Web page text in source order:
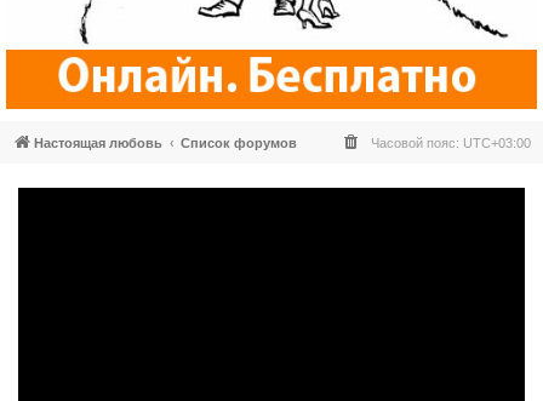
Настоящая любовь Список форумов Часовой пояс: UTC+03:00